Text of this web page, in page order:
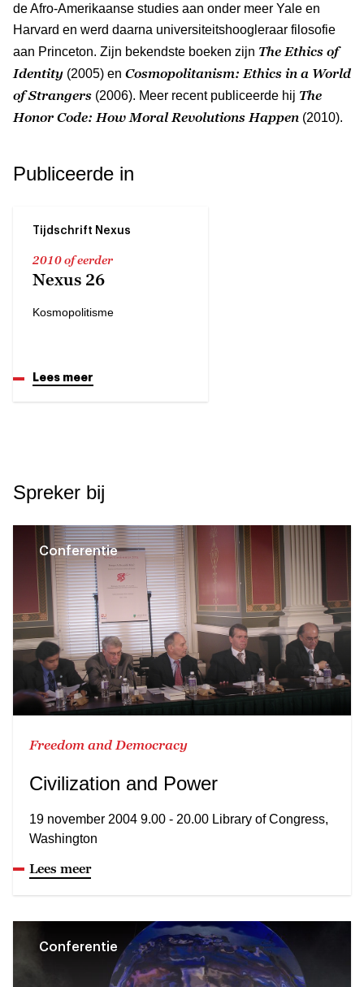
de Afro-Amerikaanse studies aan onder meer Yale en
Harvard en werd daarna universiteitshoogleraar filosofie
aan Princeton. Zijn bekendste boeken zijn The Ethics of
Identity (2005) en Cosmopolitanism: Ethics in a World
of Strangers (2006). Meer recent publiceerde hij The
Honor Code: How Moral Revolutions Happen (2010).
Publiceerde in
Tijdschrift Nexus
2010 of eerder
Nexus 26
Kosmopolitisme
Lees meer
Spreker bij
Conferentie
Freedom and Democracy
Civilization and Power
19 november 2004 9.00 - 20.00 Library of Congress,
Washington
Lees meer
Conferentie